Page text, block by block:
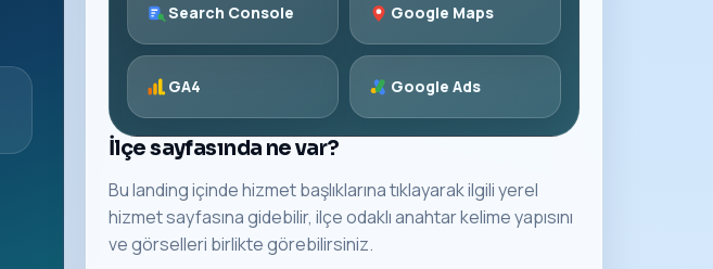
Search Console Google Maps
GA4 Google Ads
İlçe sayfasında ne var?
Bu landing içinde hizmet başlıklarına tıklayarak ilgili yerel
hizmet sayfasına gidebilir, ilçe odaklı anahtar kelime yapısını
ve görselleri birlikte görebilirsiniz.